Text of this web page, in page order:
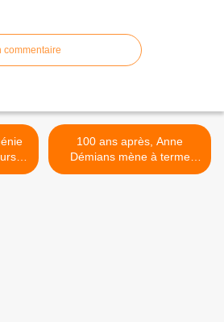
commentaire
100 ans après, Anne
Démians mène à terme
l'établissement thermal de